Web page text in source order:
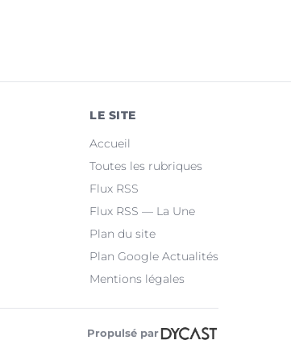
LE SITE
Accueil
Toutes les rubriques
Flux RSS
Flux RSS — La Une
Plan du site
Plan Google Actualités
Mentions légales
Propulsé par